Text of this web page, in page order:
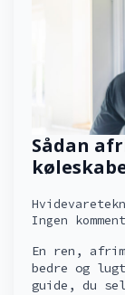
Sådan
Ingen
En ren,
bedre og
guide, du